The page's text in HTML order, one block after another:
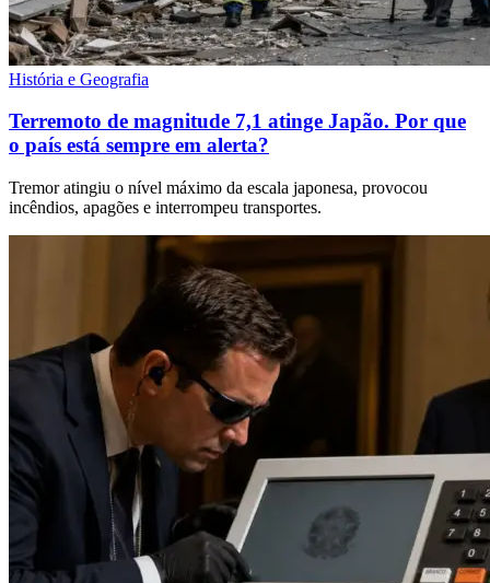
História e Geografia
Terremoto de magnitude 7,1 atinge Japão. Por que
o país está sempre em alerta?
Tremor atingiu o nível máximo da escala japonesa, provocou
incêndios, apagões e interrompeu transportes.